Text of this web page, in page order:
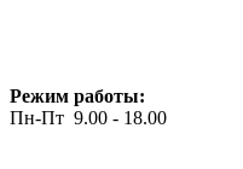
Режим работы:
Пн-Пт 9.00 - 18.00